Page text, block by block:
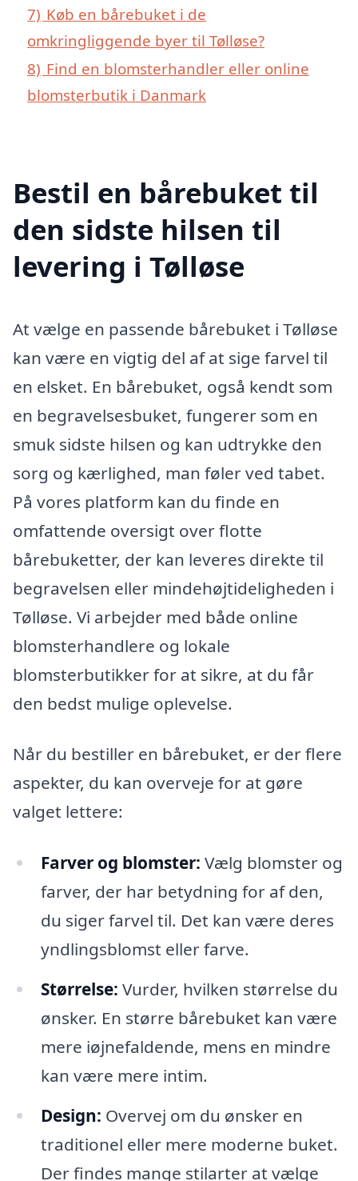
7) Køb en bårebuket i de
omkringliggende byer til Tølløse?
8) Find en blomsterhandler eller online
blomsterbutik i Danmark
Bestil en bårebuket til
den sidste hilsen til
levering i Tølløse
At vælge en passende bårebuket i Tølløse
kan være en vigtig del af at sige farvel til
en elsket. En bårebuket, også kendt som
en begravelsesbuket, fungerer som en
smuk sidste hilsen og kan udtrykke den
sorg og kærlighed, man føler ved tabet.
På vores platform kan du finde en
omfattende oversigt over flotte
bårebuketter, der kan leveres direkte til
begravelsen eller mindehøjtideligheden i
Tølløse. Vi arbejder med både online
blomsterhandlere og lokale
blomsterbutikker for at sikre, at du får
den bedst mulige oplevelse.
Når du bestiller en bårebuket, er der flere
aspekter, du kan overveje for at gøre
valget lettere:
Farver og blomster: Vælg blomster og
farver, der har betydning for af den,
du siger farvel til. Det kan være deres
yndlingsblomst eller farve.
Størrelse: Vurder, hvilken størrelse du
ønsker. En større bårebuket kan være
mere iøjnefaldende, mens en mindre
kan være mere intim.
Design: Overvej om du ønsker en
traditionel eller mere moderne buket.
Der findes mange stilarter at vælge